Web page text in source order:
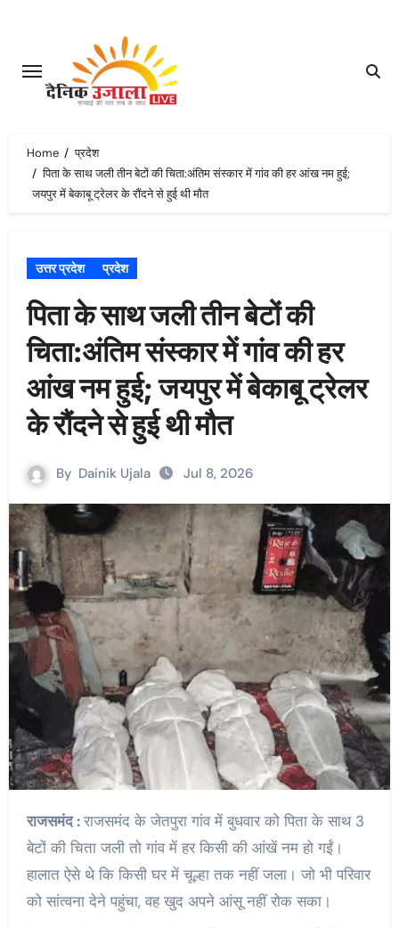
content
Home
प्रदेश
पिता के साथ जली तीन बेटों की चिता:अंतिम संस्कार में गांव की हर आंख नम हुई;
जयपुर में बेकाबू ट्रेलर के रौंदने से हुई थी मौत
उत्तर प्रदेश प्रदेश
पिता के साथ जली तीन बेटों की
चिता:अंतिम संस्कार में गांव की हर
आंख नम हुई; जयपुर में बेकाबू ट्रेलर
के रौंदने से हुई थी मौत
By Dainik Ujala Jul 8, 2026
राजसमंद :राजसमंद के जेतपुरा गांव में बुधवार को पिता के साथ 3
बेटों की चिता जली तो गांव में हर किसी की आंखें नम हो गईं।
हालात ऐसे थे कि किसी घर में चूल्हा तक नहीं जला। जो भी परिवार
को सांत्वना देने पहुंचा, वह खुद अपने आंसू नहीं रोक सका।